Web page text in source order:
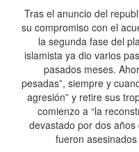
Tras el anuncio del
su compromiso con el
la segunda fase del
islamista ya dio varios
pasados meses.
pesadas”, siempre y
agresión” y retire sus
comienzo a “la
devastado por dos
fueron